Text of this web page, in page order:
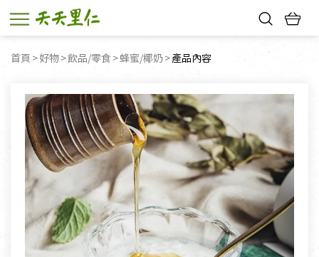
首頁 好物 飲品/零食 蜂蜜/椰奶 目前頁面：
產品內容